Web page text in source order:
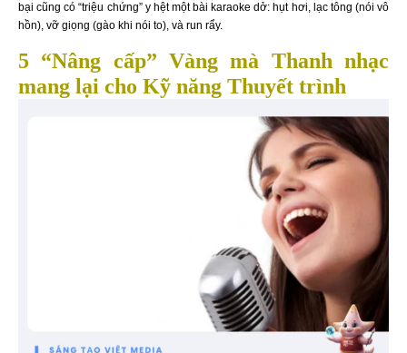
bại cũng có “triệu chứng” y hệt một bài karaoke dở: hụt hơi, lạc tông (nói vô
hồn), vỡ giọng (gào khi nói to), và run rẩy.
5 “Nâng cấp” Vàng mà Thanh nhạc
mang lại cho Kỹ năng Thuyết trình